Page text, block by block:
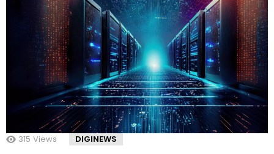
315 Views DIGINEWS